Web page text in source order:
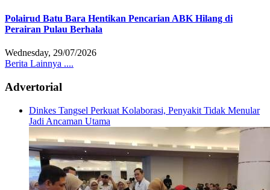
Polairud Batu Bara Hentikan Pencarian ABK Hilang di
Perairan Pulau Berhala
Wednesday, 29/07/2026
Berita Lainnya ....
Advertorial
Dinkes Tangsel Perkuat Kolaborasi, Penyakit Tidak Menular
Jadi Ancaman Utama